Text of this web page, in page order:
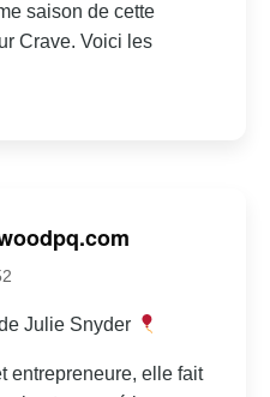
saison de cette
Crave. Voici les
Julie Snyder
entrepreneure, elle fait